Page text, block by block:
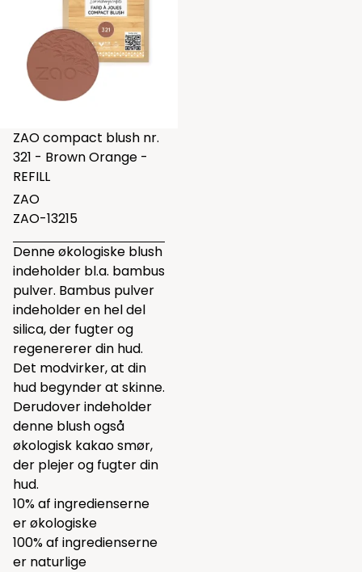
ZAO compact blush nr.
321 - Brown Orange -
REFILL
ZAO
ZAO-13215
Denne økologiske blush
indeholder bl.a. bambus
pulver. Bambus pulver
indeholder en hel del
silica, der fugter og
regenererer din hud.
Det modvirker, at din
hud begynder at skinne.
Derudover indeholder
denne blush også
økologisk kakao smør,
der plejer og fugter din
hud.
10% af ingredienserne
er økologiske
100% af ingredienserne
er naturlige